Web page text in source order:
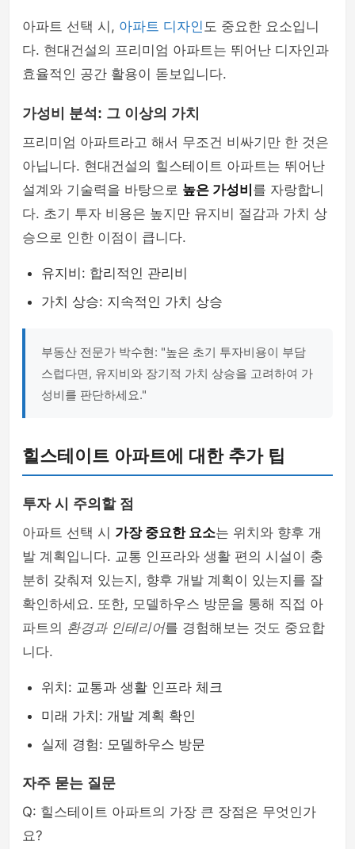
아파트 선택 시, 아파트 디자인도 중요한 요소입니
다. 현대건설의 프리미엄 아파트는 뛰어난 디자인과
효율적인 공간 활용이 돋보입니다.
가성비 분석: 그 이상의 가치
프리미엄 아파트라고 해서 무조건 비싸기만 한 것은
아닙니다. 현대건설의 힐스테이트 아파트는 뛰어난
설계와 기술력을 바탕으로 높은 가성비 를 자랑합니
다. 초기 투자 비용은 높지만 유지비 절감과 가치 상
승으로 인한 이점이 큽니다.
유지비: 합리적인 관리비
가치 상승: 지속적인 가치 상승
부동산 전문가 박수현: "높은 초기 투자비용이 부담
스럽다면, 유지비와 장기적 가치 상승을 고려하여 가
성비를 판단하세요."
힐스테이트 아파트에 대한 추가 팁
투자 시 주의할 점
아파트 선택 시 가장 중요한 요소는 위치와 향후 개
발 계획입니다. 교통 인프라와 생활 편의 시설이 충
분히 갖춰져 있는지, 향후 개발 계획이 있는지를 잘
확인하세요. 또한, 모델하우스 방문을 통해 직접 아
파트의 환경과 인테리어를 경험해보는 것도 중요합
니다.
위치: 교통과 생활 인프라 체크
미래 가치: 개발 계획 확인
실제 경험: 모델하우스 방문
자주 묻는 질문
Q: 힐스테이트 아파트의 가장 큰 장점은 무엇인가
요?